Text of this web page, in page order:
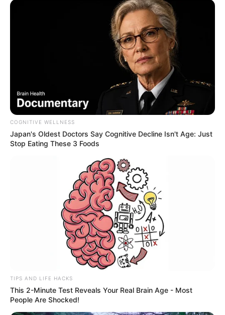
COGNITIVE WELLNESS
Japan's Oldest Doctors Say Cognitive Decline Isn't Age: Just
Stop Eating These 3 Foods
TIPS AND LIFE HACKS
This 2-Minute Test Reveals Your Real Brain Age - Most
People Are Shocked!